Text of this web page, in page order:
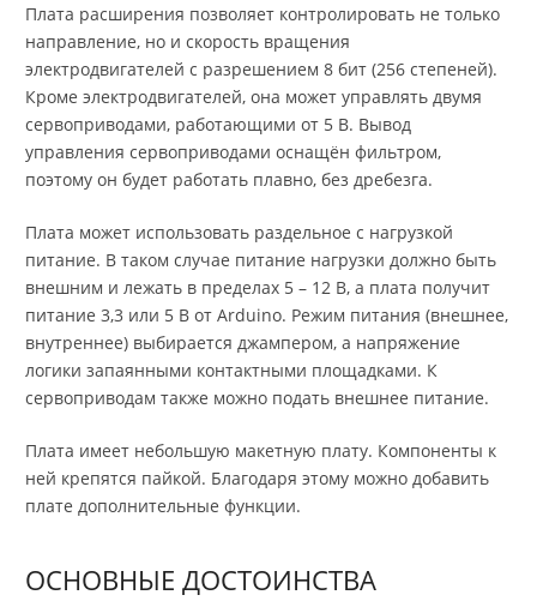
Плата расширения позволяет контролировать не только
направление, но и скорость вращения
электродвигателей с разрешением 8 бит (256 степеней).
Кроме электродвигателей, она может управлять двумя
сервоприводами, работающими от 5 В. Вывод
управления сервоприводами оснащён фильтром,
поэтому он будет работать плавно, без дребезга.
Плата может использовать раздельное с нагрузкой
питание. В таком случае питание нагрузки должно быть
внешним и лежать в пределах 5 – 12 В, а плата получит
питание 3,3 или 5 В от Arduino. Режим питания (внешнее,
внутреннее) выбирается джампером, а напряжение
логики запаянными контактными площадками. К
сервоприводам также можно подать внешнее питание.
Плата имеет небольшую макетную плату. Компоненты к
ней крепятся пайкой. Благодаря этому можно добавить
плате дополнительные функции.
ОСНОВНЫЕ ДОСТОИНСТВА